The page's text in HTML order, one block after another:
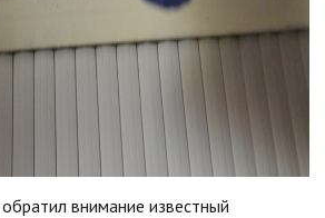
внимание известный